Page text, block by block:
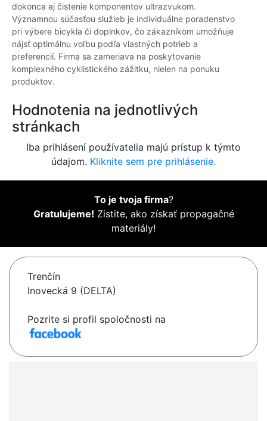
dokonca aj čistenie komponentov ultrazvukom.
Významnou súčasťou služieb je individuálne poradenstvo
pri výbere bicykla či doplnkov, čo zákazníkom umožňuje
nájsť optimálnu voľbu podľa vlastných potrieb a
preferencií. Firma sa zameriava na poskytovanie
komplexného cyklistického zážitku, nielen na ponuku
produktov.
Hodnotenia na jednotlivých
stránkach
Iba prihlásení používatelia majú prístup k týmto
údajom. Kliknite sem pre prihlásenie.
To je tvoja firma?
Gratulujeme! Zistite, ako získať propagačné
materiály!
Trenčín
Inovecká 9 (DELTA)
Pozrite si profil spoločnosti na